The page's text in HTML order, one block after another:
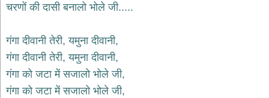
कृष्ण
bhajans
शिव
भजन
bhajans
चरणों की दासी बनालो भोले जी.....
गंगा दीवानी तेरी, यमुना दीवानी,
गंगा दीवानी तेरी, यमुना दीवानी,
गंगा को जटा में सजालो भोले जी,
गंगा को जटा में सजालो भोले जी,